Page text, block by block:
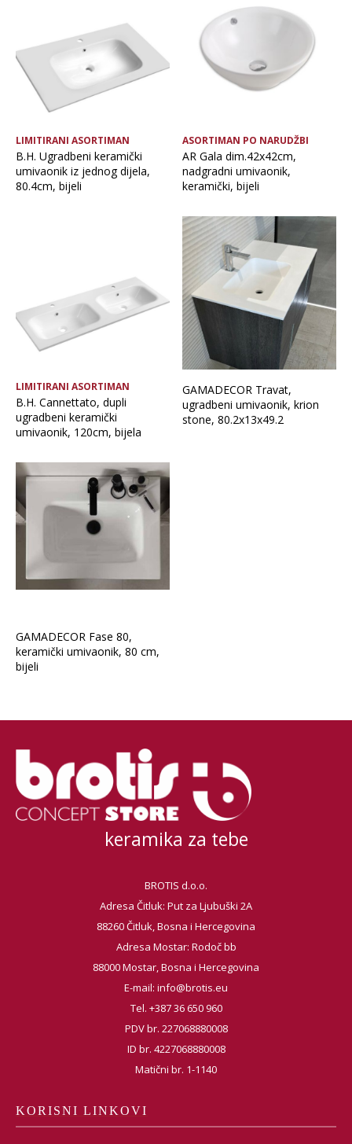
LIMITIRANI ASORTIMAN
B.H. Ugradbeni keramički
umivaonik iz jednog dijela,
80.4cm, bijeli
ASORTIMAN PO NARUDŽBI
AR Gala dim.42x42cm,
nadgradni umivaonik,
keramički, bijeli
LIMITIRANI ASORTIMAN
B.H. Cannettato, dupli
ugradbeni keramički
umivaonik, 120cm, bijela
GAMADECOR Travat,
ugradbeni umivaonik, krion
stone, 80.2x13x49.2
GAMADECOR Fase 80,
keramički umivaonik, 80 cm,
bijeli
keramika za tebe
BROTIS d.o.o.
Adresa Čitluk: Put za Ljubuški 2A
88260 Čitluk, Bosna i Hercegovina
Adresa Mostar: Rodoč bb
88000 Mostar, Bosna i Hercegovina
E-mail: info@brotis.eu
Tel. +387 36 650 960
PDV br. 227068880008
ID br. 4227068880008
Matični br. 1-1140
KORISNI LINKOVI